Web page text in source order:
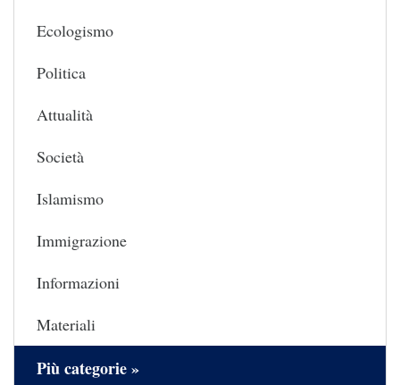
Ecologismo
Politica
Attualità
Società
Islamismo
Immigrazione
Informazioni
Materiali
Più categorie »